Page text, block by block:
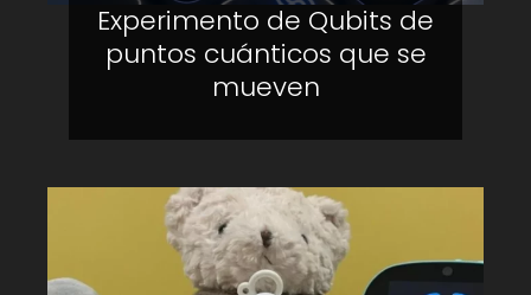
Experimento de Qubits de
puntos cuánticos que se
mueven